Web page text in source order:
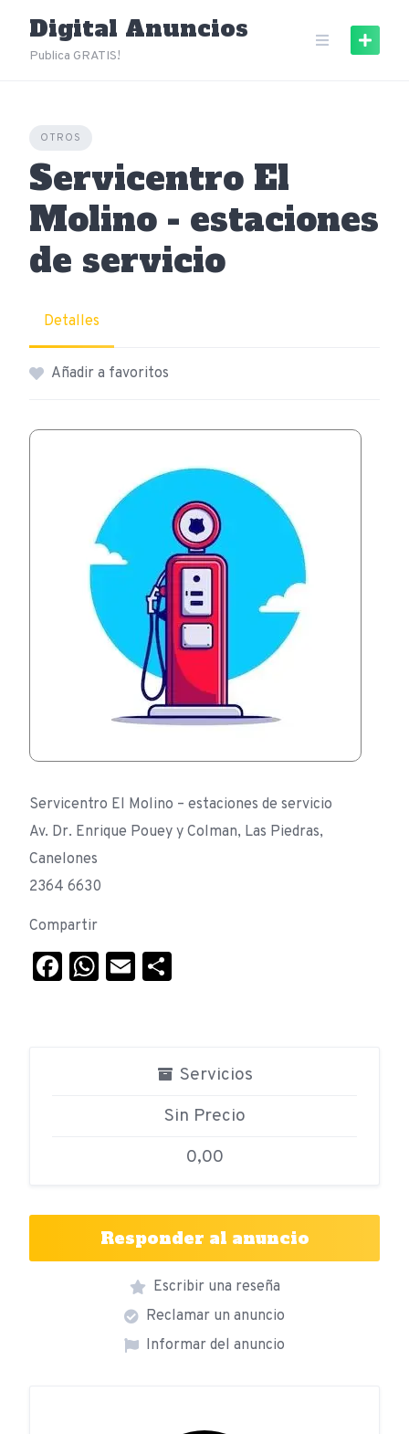
content
Digital Anuncios
Publica GRATIS!
OTROS
Servicentro El
Molino - estaciones
de servicio
Detalles
Añadir a favoritos
Servicentro El Molino – estaciones de servicio
Av. Dr. Enrique Pouey y Colman, Las Piedras,
Canelones
2364 6630
Compartir
Facebook
WhatsApp
Email
Servicios
Sin Precio
0,00
Responder al anuncio
Escribir una reseña
Reclamar un anuncio
Informar del anuncio